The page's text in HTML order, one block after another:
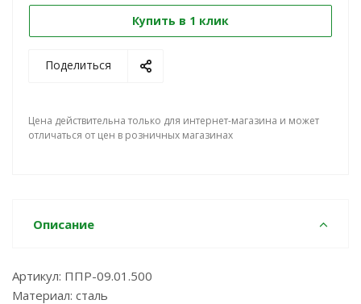
Купить в 1 клик
Поделиться
Цена действительна только для интернет-магазина и может
отличаться от цен в розничных магазинах
Описание
Артикул: ППР-09.01.500
Материал: сталь